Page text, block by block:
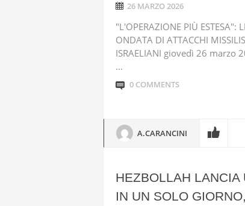
26 MARZO 2026
"L'OPERAZIONE PIÙ ESTESA":
ONDATA DI ATTACCHI
ISRAELIANI giovedì 26 marzo
...
0 COMMENTS
A.CARANCINI
HEZBOLLAH LANCIA
IN UN SOLO